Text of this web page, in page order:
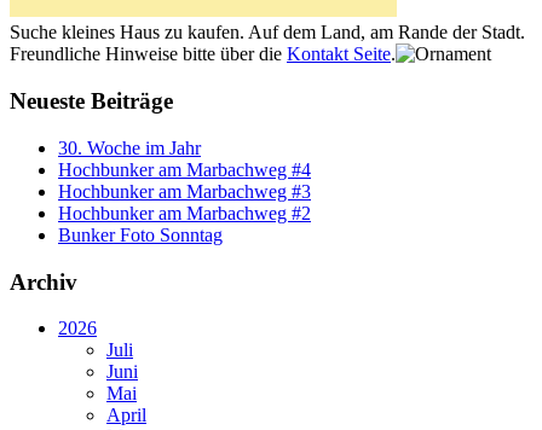
Suche kleines Haus zu kaufen. Auf dem Land, am Rande der Stadt.
Freundliche Hinweise bitte über die Kontakt Seite.
Neueste Beiträge
30. Woche im Jahr
Hochbunker am Marbachweg #4
Hochbunker am Marbachweg #3
Hochbunker am Marbachweg #2
Bunker Foto Sonntag
Archiv
2026
Juli
Juni
Mai
April